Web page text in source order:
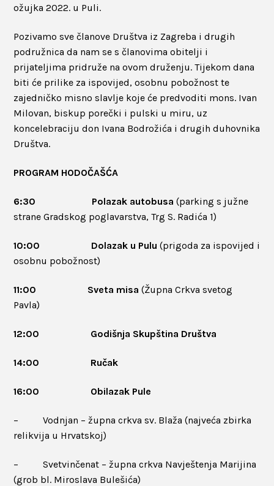
ožujka 2022. u Puli.
Pozivamo sve članove Društva iz Zagreba i drugih
podružnica da nam se s članovima obitelji i
prijateljima pridruže na ovom druženju. Tijekom dana
biti će prilike za ispovijed, osobnu pobožnost te
zajedničko misno slavlje koje će predvoditi mons. Ivan
Milovan, biskup porečki i pulski u miru, uz
koncelebraciju don Ivana Bodrožića i drugih duhovnika
Društva.
PROGRAM HODOČAŠĆA
6:30 Polazak autobusa(parking s južne
strane Gradskog poglavarstva, Trg S. Radića 1)
10:00 Dolazak u Pulu(prigoda za ispovijed i
osobnu pobožnost)
11:00 Sveta misa(Župna Crkva svetog
Pavla)
12:00 Godišnja Skupština Društva
14:00 Ručak
16:00 Obilazak Pule
– Vodnjan – župna crkva sv. Blaža (najveća zbirka
relikvija u Hrvatskoj)
– Svetvinčenat – župna crkva Navještenja Marijina
(grob bl. Miroslava Bulešića)